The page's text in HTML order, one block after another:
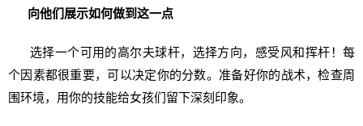
向他们展示如何做到这一点
选择一个可用的高尔夫球杆，选择方向，感受风和挥杆！每
个因素都很重要，可以决定你的分数。准备好你的战术，检查周
围环境，用你的技能给女孩们留下深刻印象。